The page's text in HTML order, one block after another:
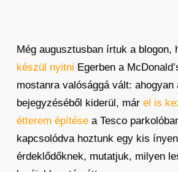
Még augusztusban írtuk a blogon,
készül nyitni Egerben a
mostanra valósággá vált:
bejegyzéséből kiderül, már el is
étterem építésea Tesco
kapcsolódva hoztunk egy kis
érdeklődőknek, mutatjuk, milyen